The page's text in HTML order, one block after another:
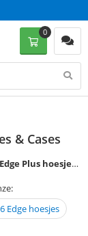
0
& Cases
Plus hoesjes.
er niet uit komt
helpen. Onze
Edge hoesjes